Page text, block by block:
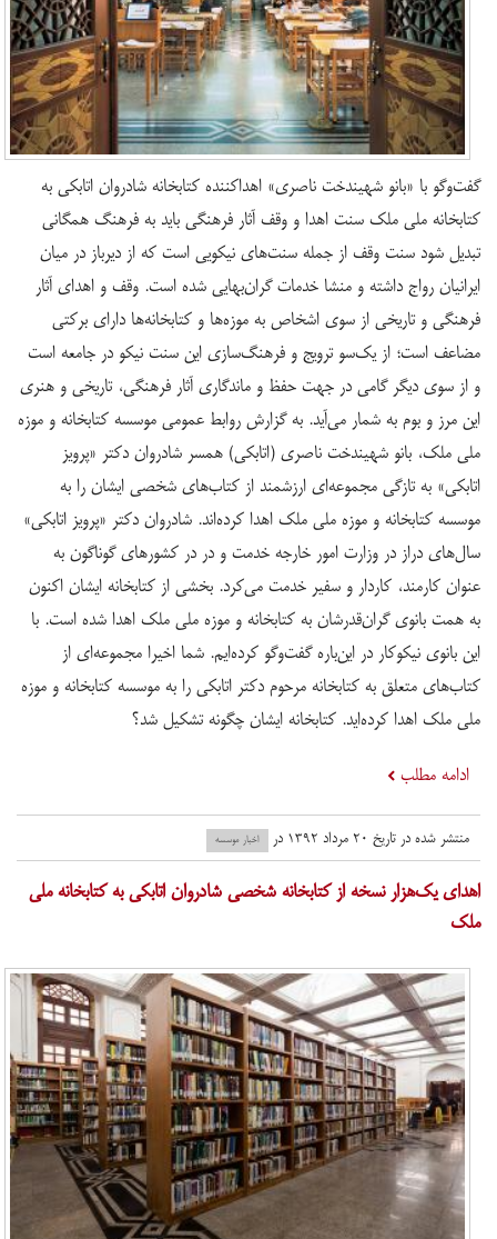
گفت‌وگو با «بانو شهیندخت ناصری» اهداکننده کتابخانه شادروان اتابکی به
کتابخانه ملی ملک سنت اهدا و وقف آثار فرهنگی باید به فرهنگ همگانی
تبدیل شود سنت وقف از جمله سنت‌های نیکویی است که از دیرباز در میان
ایرانیان رواج داشته و منشا خدمات گران‌بهایی شده است. وقف و اهدای آثار
فرهنگی و تاریخی از سوی اشخاص به موزه‌ها و کتابخانه‌ها دارای برکتی
مضاعف است؛ از یک‌سو ترویج و فرهنگ‌سازی این سنت نیکو در جامعه است
و از سوی دیگر گامی در جهت حفظ و ماندگاری آثار فرهنگی، تاریخی و هنری
این مرز و بوم به شمار می‌آید. به گزارش روابط عمومی موسسه کتابخانه و موزه
ملی ملک، بانو شهیندخت ناصری (اتابکی) همسر شادروان دکتر «پرویز
اتابکی» به تازگی مجموعه‌ای ارزشمند از کتاب‌های شخصی ایشان را به
موسسه کتابخانه و موزه ملی ملک اهدا کرده‌اند. شادروان دکتر «پرویز اتابکی»
سال‌های دراز در وزارت امور خارجه خدمت و در در کشورهای گوناگون به
عنوان کارمند، کاردار و سفیر خدمت می‌کرد. بخشی از کتابخانه ایشان اکنون
به همت بانوی گران‌قدرشان به کتابخانه و موزه ملی ملک اهدا شده است. با
این بانوی نیکوکار در این‌باره گفت‌وگو کرده‌ایم. شما اخیرا مجموعه‌ای از
کتاب‌های متعلق به کتابخانه مرحوم دکتر اتابکی را به موسسه کتابخانه و موزه
ملی ملک اهدا کرده‌اید. کتابخانه ایشان چگونه تشکیل شد؟
ادامه مطلب
منتشر شده در تاریخ ۲۰ مرداد ۱۳۹۲ در اخبار موسسه
اهدای یک‌هزار نسخه از کتابخانه شخصی شادروان اتابکی به کتابخانه ملی
ملک